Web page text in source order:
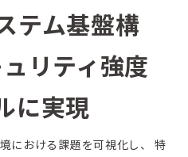
テム基盤構
リティ強度
に実現
における課題を可視化し、 特